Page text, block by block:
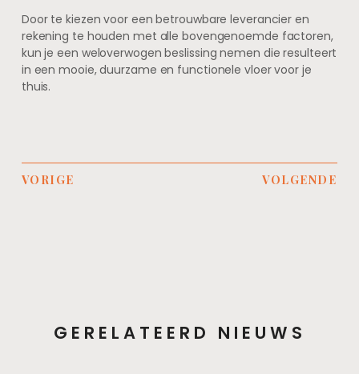
Door te kiezen voor een betrouwbare leverancier en
rekening te houden met alle bovengenoemde factoren,
kun je een weloverwogen beslissing nemen die resulteert
in een mooie, duurzame en functionele vloer voor je
thuis.
VORIGE VOLGENDE
GERELATEERD NIEUWS